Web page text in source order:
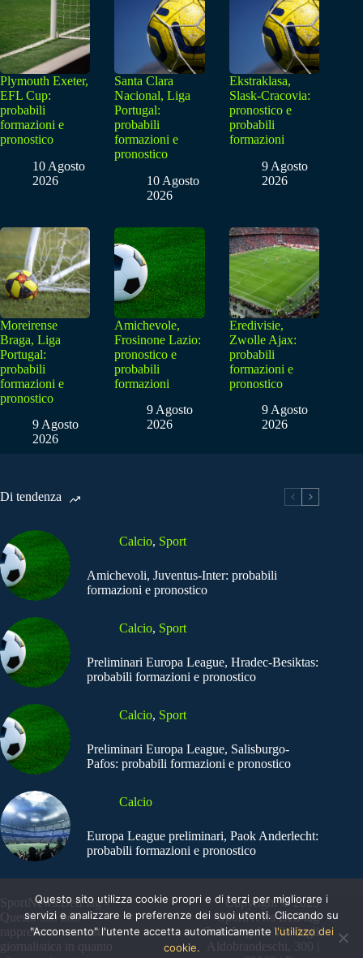
Plymouth Exeter,
EFL Cup:
probabili
formazioni e
pronostico
10 Agosto
2026
Santa Clara
Nacional, Liga
Portugal:
probabili
formazioni e
pronostico
10 Agosto
2026
Ekstraklasa,
Slask-Cracovia:
pronostico e
probabili
formazioni
9 Agosto
2026
Moreirense
Braga, Liga
Portugal:
probabili
formazioni e
pronostico
9 Agosto
2026
Amichevole,
Frosinone Lazio:
pronostico e
probabili
formazioni
9 Agosto
2026
Eredivisie,
Zwolle Ajax:
probabili
formazioni e
pronostico
9 Agosto
2026
Di tendenza
Calcio, Sport
Amichevoli, Juventus-Inter: probabili
formazioni e pronostico
Calcio, Sport
Preliminari Europa League, Hradec-Besiktas:
probabili formazioni e pronostico
Calcio, Sport
Preliminari Europa League, Salisburgo-
Pafos: probabili formazioni e pronostico
Calcio
Europa League preliminari, Paok Anderlecht:
probabili formazioni e pronostico
SportNews.BetFlag -
Questo sito non
rappresenta una testata
giornalistica in quanto
Copyright © 2025
SportNews BetFlag
Sede Legale: Via degli
Aldobrandeschi, 300 |
Questo sito utilizza cookie propri e di terzi per migliorare i
servizi e analizzare le preferenze dei suoi utenti. Cliccando su
"Acconsento" l'utente accetta automaticamente l'utilizzo dei
cookie.